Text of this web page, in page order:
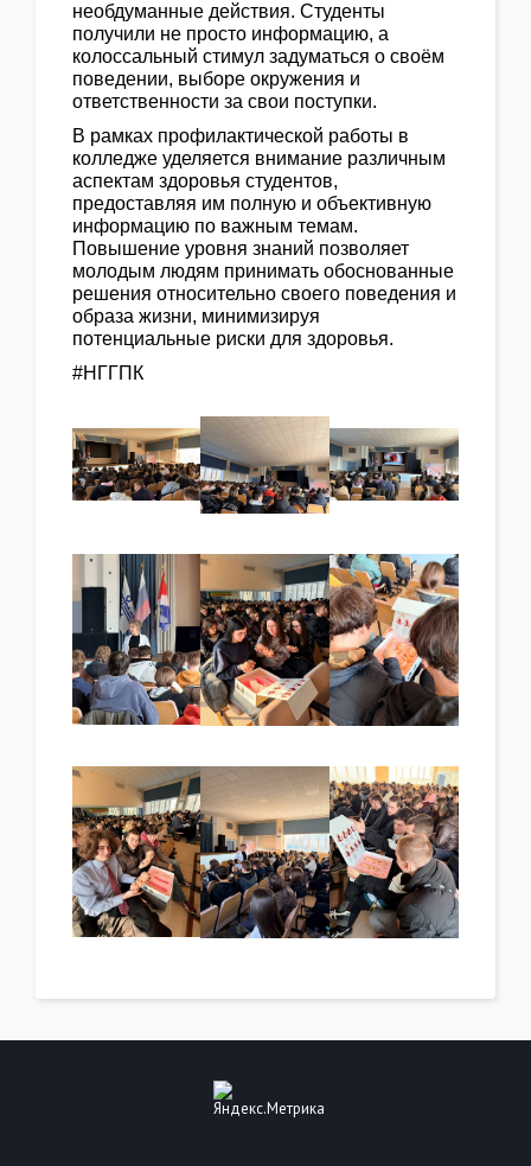
необдуманные действия. Студенты
получили не просто информацию, а
колоссальный стимул задуматься о своём
поведении, выборе окружения и
ответственности за свои поступки.
В рамках профилактической работы в
колледже уделяется внимание различным
аспектам здоровья студентов,
предоставляя им полную и объективную
информацию по важным темам.
Повышение уровня знаний позволяет
молодым людям принимать обоснованные
решения относительно своего поведения и
образа жизни, минимизируя
потенциальные риски для здоровья.
#НГГПК